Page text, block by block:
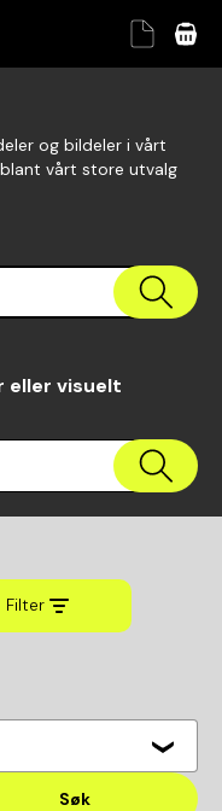
og bildeler i vårt
vårt store utvalg
eller visuelt
Filter
Søk